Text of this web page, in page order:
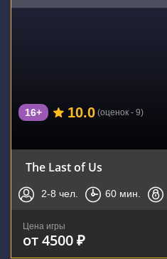
16+ 10.0 (оценок - 9)
The Last of Us
2-8 чел. 60 мин.
Цена игры
от 4500 ₽